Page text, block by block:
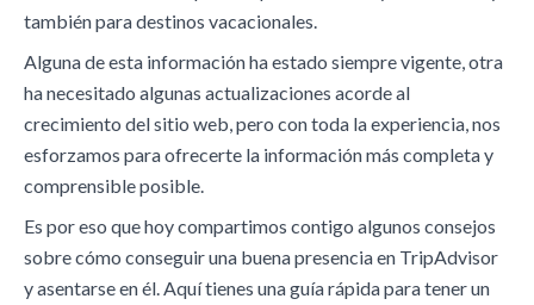
también para destinos vacacionales.
Alguna de esta información ha estado siempre vigente, otra
ha necesitado algunas actualizaciones acorde al
crecimiento del sitio web, pero con toda la experiencia, nos
esforzamos para ofrecerte la información más completa y
comprensible posible.
Es por eso que hoy compartimos contigo algunos consejos
sobre cómo conseguir una buena presencia en TripAdvisor
y asentarse en él. Aquí tienes una guía rápida para tener un